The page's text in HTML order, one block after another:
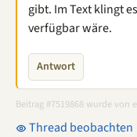
gibt. Im Text klingt
verfügbar wäre.
Antwort
Beitrag #7519868 wurde von
Thread beobachten